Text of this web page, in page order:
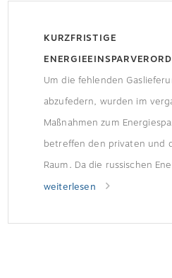
KURZFRISTIGE
VERLÄNGERT
Um die fehlenden
abzufedern, wurden im
Maßnahmen zum
betreffen den privaten und
Raum. Da die russischen
nicht vollständig durch
wurden diese Maßnahmen
weiterlesen